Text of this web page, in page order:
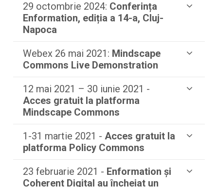
29 octombrie 2024: Conferința
Enformation, ediția a 14-a, Cluj-
Napoca
Webex 26 mai 2021: Mindscape
Commons Live Demonstration
12 mai 2021 – 30 iunie 2021 -
Acces gratuit la platforma
Mindscape Commons
1-31 martie 2021 - Acces gratuit la
platforma Policy Commons
23 februarie 2021 - Enformation și
Coherent Digital au încheiat un